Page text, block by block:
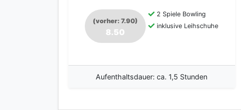
(vorher: 7.90)
8.50
2 Spiele Bowling
inklusive Leihschuhe
Aufenthaltsdauer: ca. 1,5 Stunden